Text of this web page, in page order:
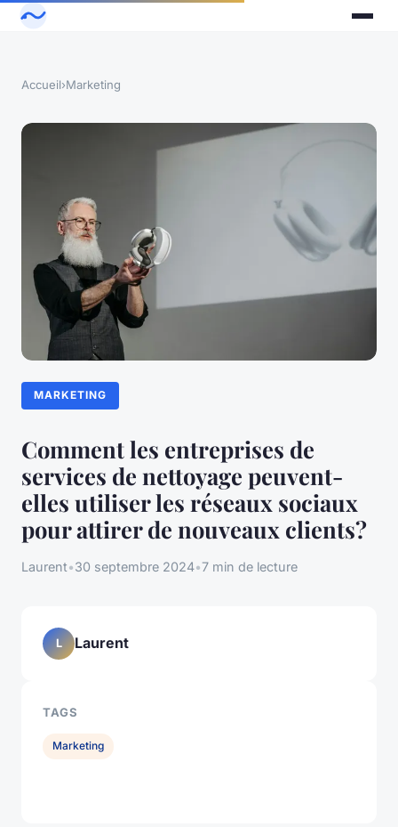
Accueil›Marketing
MARKETING
Comment les entreprises de
services de nettoyage peuvent-
elles utiliser les réseaux sociaux
pour attirer de nouveaux clients?
Laurent•30 septembre 2024•7 min de lecture
L Laurent
TAGS
Marketing